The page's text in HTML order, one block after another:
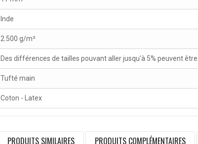
Inde
2.500 g/m²
Des différences de tailles pouvant aller jusqu'à 5% peuvent
Tufté main
Coton - Latex
PRODUITS SIMILAIRES PRODUITS COMPLÉMENTAIRES